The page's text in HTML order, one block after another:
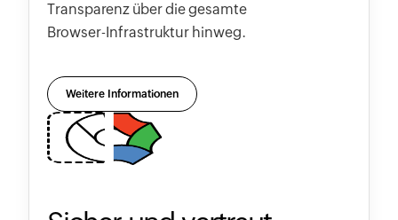
Transparenz über die gesamte
Browser-Infrastruktur hinweg.
Weitere Informationen